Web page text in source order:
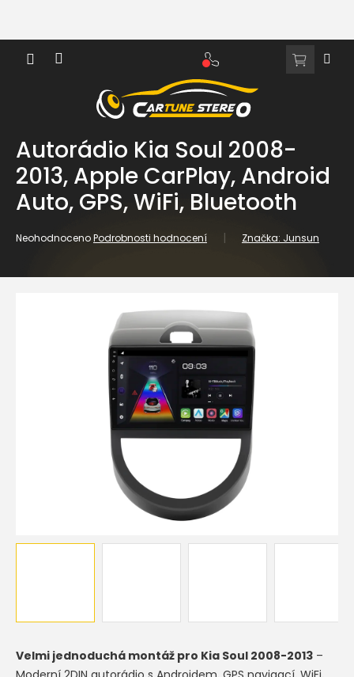
obsah
NÁKUPNÍ
Autorádio Kia Soul 2008-
2013, Apple CarPlay, Android
Auto, GPS, WiFi, Bluetooth
Průměrné
je
NeohodnocenoPodrobnosti hodnocení Značka: Junsun
Velmi jednoduchá montáž pro Kia Soul 2008-2013 –